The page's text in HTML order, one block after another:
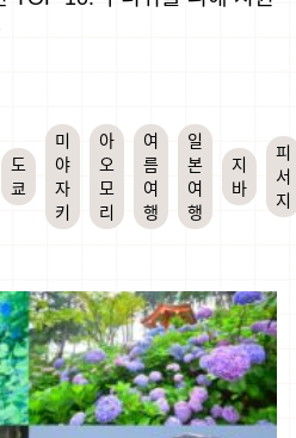
도
쿄
미
야
자
키
아
오
모
리
여
름
여
행
일
본
여
행
지
바
피
서
지